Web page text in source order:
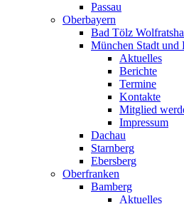
Passau
Oberbayern
Bad Tölz
München Stadt und
Aktuelles
Berichte
Termine
Kontakte
Mitglied
Impressum
Dachau
Starnberg
Ebersberg
Oberfranken
Bamberg
Aktuelles